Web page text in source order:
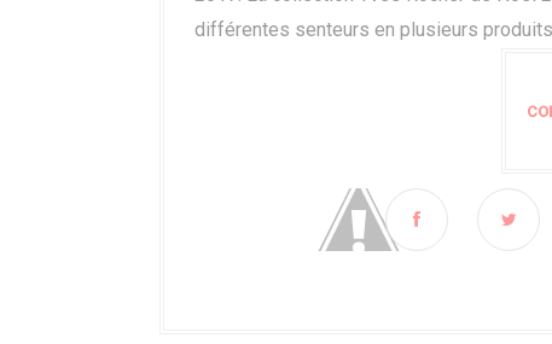
différentes senteurs en plusieurs